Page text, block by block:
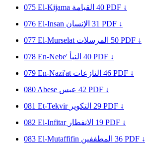
075 El-Kijama القيامة 40 PDF ↓
076 El-Insan الإنسان 31 PDF ↓
077 El-Murselat المرسلات 50 PDF ↓
078 En-Nebe' النبأ 40 PDF ↓
079 En-Nazi'at النازعات 46 PDF ↓
080 Abese عبس 42 PDF ↓
081 Et-Tekvir التكوير 29 PDF ↓
082 El-Infitar الانفطار 19 PDF ↓
083 El-Mutaffifin المطففين 36 PDF ↓